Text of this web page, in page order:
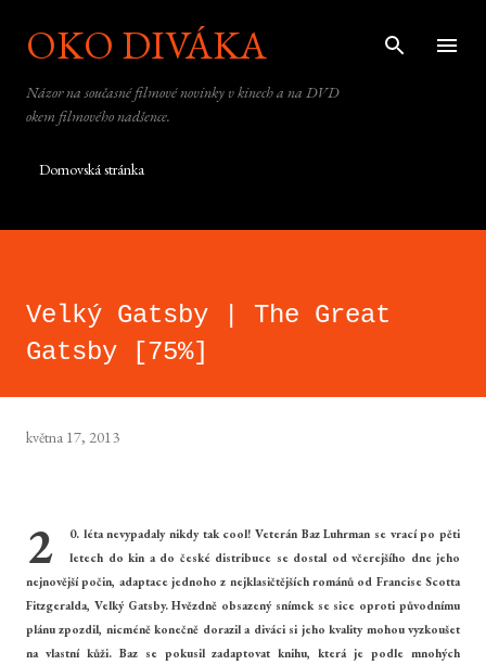
Přeskočit na hlavní obsah
OKO DIVÁKA
Názor na současné filmové novinky v kinech a na DVD
okem filmového nadšence.
Domovská stránka
Velký Gatsby | The Great
Gatsby [75%]
května 17, 2013
2
0. léta nevypadaly nikdy tak cool! Veterán Baz Luhrman se vrací po pěti
letech do kin a do české distribuce se dostal od včerejšího dne jeho
nejnovější počin, adaptace jednoho z nejklasičtějších románů od Francise Scotta
Fitzgeralda, Velký Gatsby. Hvězdně obsazený snímek se sice oproti původnímu
plánu zpozdil, nicméně konečně dorazil a diváci si jeho kvality mohou vyzkoušet
na vlastní kůži. Baz se pokusil zadaptovat knihu, která je podle mnohých